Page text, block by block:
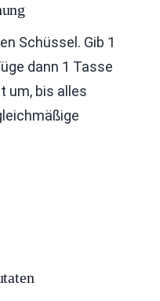
Schüssel. Gib 1
dann 1 Tasse
um, bis alles